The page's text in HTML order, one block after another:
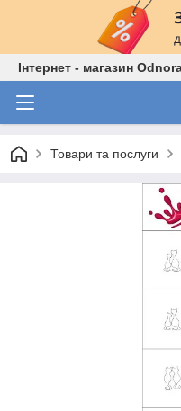
Інтернет - магазин
Товари та послуги